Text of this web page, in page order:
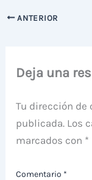
ANTERIOR
Deja una
Tu dirección de
publicada. Los
marcados con *
Comentario *